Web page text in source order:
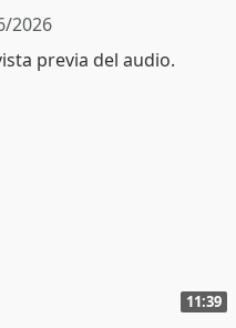
2026
11:39